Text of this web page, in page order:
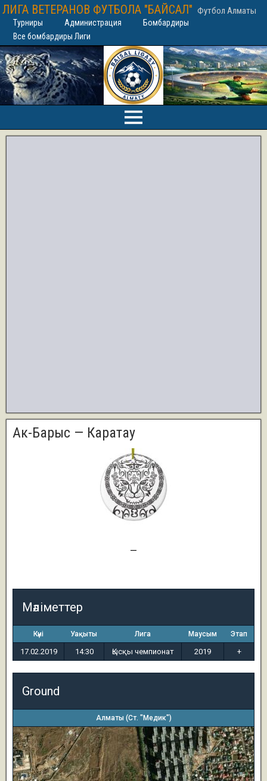
ЛИГА ВЕТЕРАНОВ ФУТБОЛА "БАЙСАЛ" Футбол Алматы
Турниры Администрация
Бомбардиры
Все бомбардиры Лиги
Ак-Барыс — Каратау
—
Мәліметтер
Күні Уақыты Лига Маусым Этап
17.02.2019 14:30 Қысқы чемпионат 2019 +
Ground
Алматы (Ст. "Медик")